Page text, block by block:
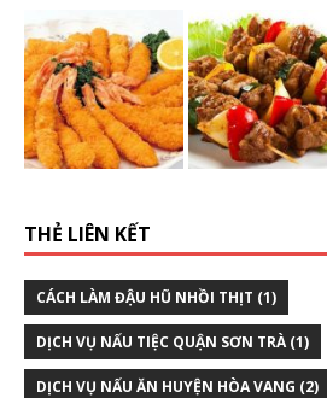
THẺ LIÊN KẾT
CÁCH LÀM ĐẬU HŨ NHỒI THỊT (1)
DỊCH VỤ NẤU TIỆC QUẬN SƠN TRÀ(1)
DỊCH VỤ NẤU ĂN HUYỆN HÒA VANG (2)